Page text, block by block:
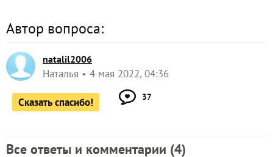
Автор вопроса:
natalil2006
Наталья 4 мая 2022, 04:36
Сказать спасибо! 37
Все ответы и комментарии (4)